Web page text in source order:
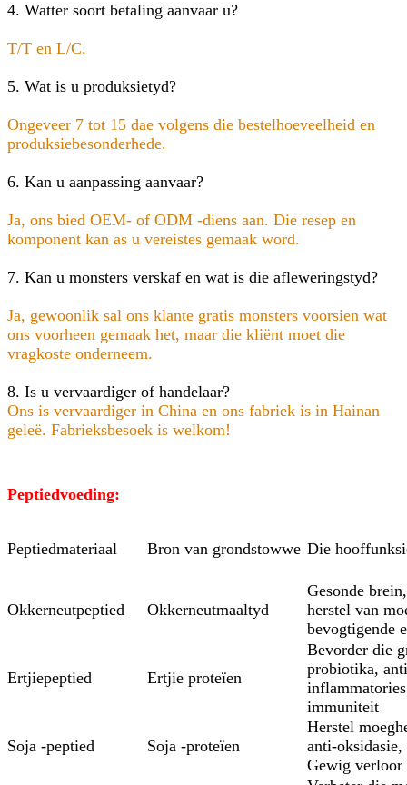
4. Watter soort betaling aanvaar u?
T/T en L/C.
5. Wat is u produksietyd?
Ongeveer 7 tot 15 dae volgens die bestelhoeveelheid en
produksiebesonderhede.
6. Kan u aanpassing aanvaar?
Ja, ons bied OEM- of ODM -diens aan. Die resep en
komponent kan as u vereistes gemaak word.
7. Kan u monsters verskaf en wat is die afleweringstyd?
Ja, gewoonlik sal ons klante gratis monsters voorsien wat
ons voorheen gemaak het, maar die kliënt moet die
vragkoste onderneem.
8. Is u vervaardiger of handelaar?
Ons is vervaardiger in China en ons fabriek is in Hainan
geleë. Fabrieksbesoek is welkom!
Peptiedvoeding:
Peptiedmateriaal Bron van grondstowwe Die
Okkerneutpeptied Okkerneutmaaltyd
Gesonde
herstel van
bevogtigende
Ertjiepeptied Ertjie proteïen
Bevorder die
probiotika,
immuniteit
Soja -peptied Soja -proteïen
Herstel
anti-
Gewig verloor